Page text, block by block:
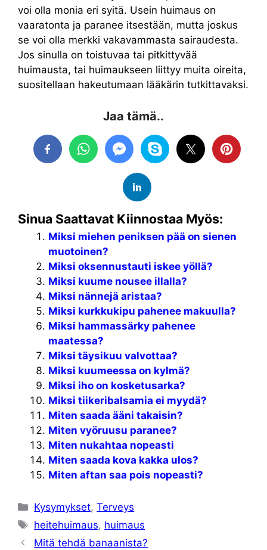
voi olla monia eri syitä. Usein huimaus on
vaaratonta ja paranee itsestään, mutta joskus
se voi olla merkki vakavammasta sairaudesta.
Jos sinulla on toistuvaa tai pitkittyvää
huimausta, tai huimaukseen liittyy muita oireita,
suositellaan hakeutumaan lääkärin tutkittavaksi.
Jaa tämä..
Sinua Saattavat Kiinnostaa Myös:
Miksi miehen peniksen pää on sienen
muotoinen?
Miksi oksennustauti iskee yöllä?
Miksi kuume nousee illalla?
Miksi nännejä aristaa?
Miksi kurkkukipu pahenee makuulla?
Miksi hammassärky pahenee
maatessa?
Miksi täysikuu valvottaa?
Miksi kuumeessa on kylmä?
Miksi iho on kosketusarka?
Miksi tiikeribalsamia ei myydä?
Miten saada ääni takaisin?
Miten vyöruusu paranee?
Miten nukahtaa nopeasti
Miten saada kova kakka ulos?
Miten aftan saa pois nopeasti?
Kategoriat
Kysymykset,Terveys
Avainsanat
heitehuimaus, huimaus
Mitä tehdä banaanista?